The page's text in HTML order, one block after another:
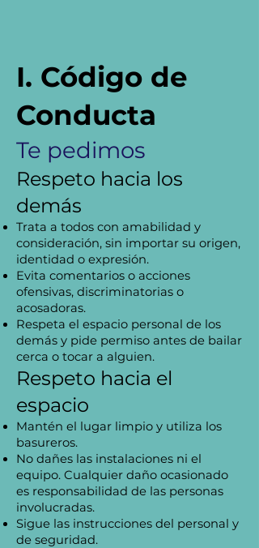
I. Código de
Conducta
Te pedimos
Respeto hacia los
demás
Trata a todos con amabilidad y
consideración, sin importar su origen,
identidad o expresión.
Evita comentarios o acciones
ofensivas, discriminatorias o
acosadoras.
Respeta el espacio personal de los
demás y pide permiso antes de bailar
cerca o tocar a alguien.
Respeto hacia el
espacio
Mantén el lugar limpio y utiliza los
basureros.
No dañes las instalaciones ni el
equipo. Cualquier daño ocasionado
es responsabilidad de las personas
involucradas.
Sigue las instrucciones del personal y
de seguridad.